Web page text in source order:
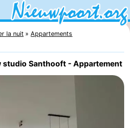
la nuit
Appartements
studio Santhooft - Appartement